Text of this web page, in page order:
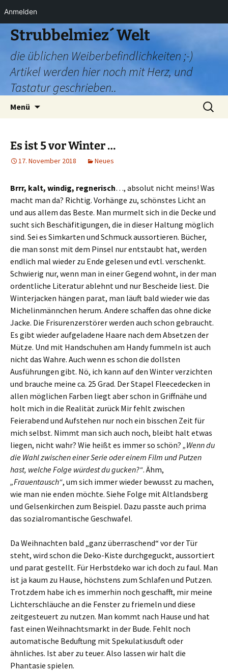
Anmelden
Zum
Inhalt
springen
Strubbelmiez´ Welt
die üblichen Weiberbefindlichkeiten ;-)
Artikel werden hier noch mit Herz, und
Tastatur geschrieben..
Menü
Suchen
nach:
Es ist 5 vor Winter …
17. November 2018 Neues
Brrr, kalt, windig, regnerisch…, absolut nicht meins! Was
macht man da? Richtig. Vorhänge zu, schönstes Licht an
und aus allem das Beste. Man murmelt sich in die Decke und
sucht sich Beschäfitigungen, die in dieser Haltung möglich
sind. Sei es Simkarten und Schmuck aussortieren. Bücher,
die man sonst mit dem Pinsel nur entstaubt hat, werden
endlich mal wieder zu Ende gelesen und evtl. verschenkt.
Schwierig nur, wenn man in einer Gegend wohnt, in der man
ordentliche Literatur ablehnt und nur Bescheide liest. Die
Winterjacken hängen parat, man läuft bald wieder wie das
Michelinmännchen herum. Andere schaffen das ohne dicke
Jacke. Die Frisurenzerstörer werden auch schon gebraucht.
Es gibt wieder aufgeladene Haare nach dem Absetzen der
Mütze. Und mit Handschuhen am Handy fummeln ist auch
nicht das Wahre. Auch wenn es schon die dollsten
Ausführungen gibt. Nö, ich kann auf den Winter verzichten
und brauche meine ca. 25 Grad. Der Stapel Fleecedecken in
allen möglichen Farben liegt aber schon in Griffnähe und
holt mich in die Realität zurück Mir fehlt zwischen
Feierabend und Aufstehen nur noch ein bisschen Zeit für
mich selbst. Nimmt man sich auch noch, bleibt halt etwas
liegen, nicht wahr? Wie heißt es immer so schön? „Wenn du
die Wahl zwischen einer Serie oder einem Film und Putzen
hast, welche Folge würdest du gucken?“. Ähm,
„Frauentausch“, um sich immer wieder bewusst zu machen,
wie man nie enden möchte. Siehe Folge mit Altlandsberg
und Gelsenkirchen zum Beispiel. Dazu passte auch prima
das sozialromantische Geschwafel.
Da Weihnachten bald „ganz überraschend“ vor der Tür
steht, wird schon die Deko-Kiste durchgeguckt, aussortiert
und parat gestellt. Für Herbstdeko war ich doch zu faul. Man
ist ja kaum zu Hause, höchstens zum Schlafen und Putzen.
Trotzdem habe ich es immerhin noch geschafft, mir meine
Lichterschläuche an die Fenster zu friemeln und diese
zeitgesteuert zu nutzen. Man kommt nach Hause und hat
fast einen Weihnachtsmarkt in der Bude. Fehlt noch
automatische Beduftung mit Spekulatiusduft oder
ähnliches. Ist aber zu teuer. Also lassen wir halt die
Phantasie spielen.